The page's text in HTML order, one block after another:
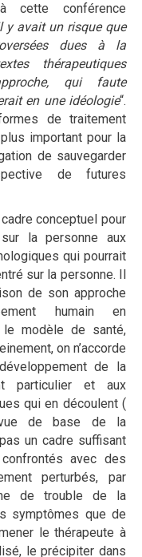
cette conférence
y avait un risque que
dues à la
thérapeutiques
qui faute
en une idéologie“.
de traitement
important pour la
de sauvegarder
de futures
conceptuel pour
la personne aux
qui pourrait
sur la personne. Il
de son approche
humain en
le modèle de santé,
on n’accorde
de la
particulier et aux
qui en découlent (
de base de la
un cadre suffisant
avec des
perturbés, par
de trouble de la
symptômes que de
le thérapeute à
le précipiter dans